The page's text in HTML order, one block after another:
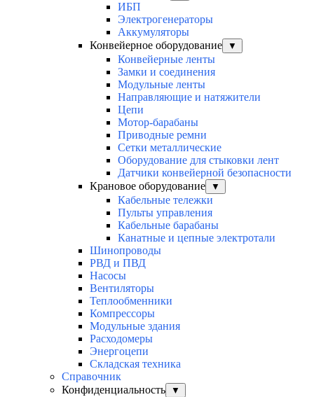
ИБП
Электрогенераторы
Аккумуляторы
Конвейерное оборудование
▼
Конвейерные ленты
Замки и соединения
Модульные ленты
Направляющие и натяжители
Цепи
Мотор-барабаны
Приводные ремни
Сетки металлические
Оборудование для стыковки лент
Датчики конвейерной безопасности
Крановое оборудование
▼
Кабельные тележки
Пульты управления
Кабельные барабаны
Канатные и цепные электротали
Шинопроводы
РВД и ПВД
Насосы
Вентиляторы
Теплообменники
Компрессоры
Модульные здания
Расходомеры
Энергоцепи
Складская техника
Справочник
Конфиденциальность
▼